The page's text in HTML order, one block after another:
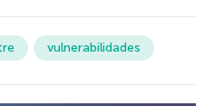
vulnerabilidades